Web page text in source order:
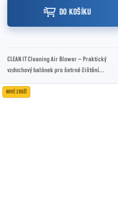
DO KOŠÍKU
CLEAN IT Cleaning Air Blower – Praktický
vzduchový balónek pro šetrné čištění
NOVÉ ZBOŽÍ